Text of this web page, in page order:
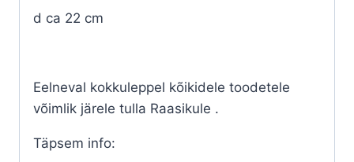
d ca 22 cm
Eelneval kokkuleppel kõikidele toodetele
võimlik järele tulla Raasikule .
Täpsem info: